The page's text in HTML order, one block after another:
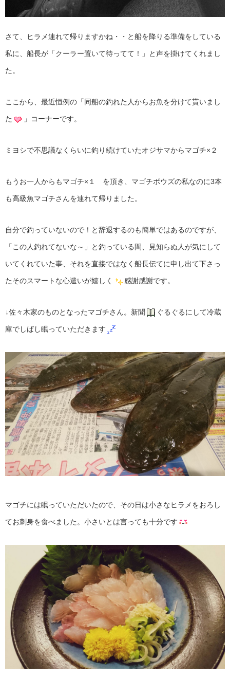
さて、ヒラメ連れて帰りますかね・・と船を降りる準備をしている
私に、船長が「クーラー置いて待ってて！」と声を掛けてくれまし
た。
ここから、最近恒例の「同船の釣れた人からお魚を分けて貰いまし
た 」コーナーです。
ミヨシで不思議なくらいに釣り続けていたオジサマからマゴチ×２
もうお一人からもマゴチ×１ を頂き、マゴチボウズの私なのに3本
も高級魚マゴチさんを連れて帰りました。
自分で釣っていないので！と辞退するのも簡単ではあるのですが、
「この人釣れてないな～」と釣っている間、見知らぬ人が気にして
いてくれていた事、それを直接ではなく船長伝てに申し出て下さっ
たそのスマートな心遣いが嬉しく 感謝感謝です。
↓佐々木家のものとなったマゴチさん。新聞 ぐるぐるにして冷蔵
庫でしばし眠っていただきます
マゴチには眠っていただいたので、その日は小さなヒラメをおろし
てお刺身を食べました。小さいとは言っても十分です